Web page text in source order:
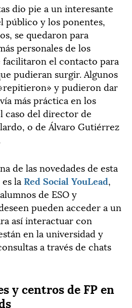
dio pie a un interesante
público y los ponentes,
se quedaron para
personales de los
facilitaron el contacto para
pudieran surgir. Algunos
y pudieron dar
más práctica en los
caso del director de
o de Álvaro Gutiérrez
de las novedades de esta
la Red Social YouLead,
de ESO y
pueden acceder a un
así interactuar con
en la universidad y
a través de chats
y centros de FP en